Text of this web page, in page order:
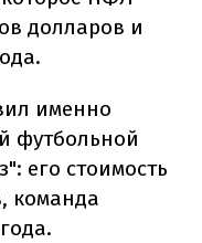
долларов и
именно
футбольной
его стоимость
команда